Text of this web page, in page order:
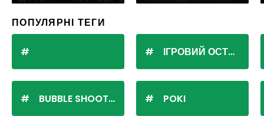
ПОПУЛЯРНІ ТЕГИ
BUBBLE SHOOTER
ІГРОВИЙ ОСТРІВ
POKI